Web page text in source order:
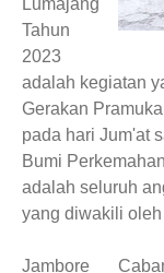
Lumajang
Tahun
2023
adalah kegiatan
Gerakan
pada hari Jum'at
Bumi
adalah seluruh
yang diwakili
Jambore